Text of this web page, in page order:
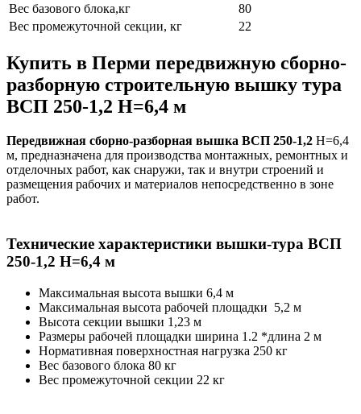
Вес базового блока,кг
80
Вес промежуточной секции, кг
22
Купить в Перми передвижную сборно-
разборную строительную вышку тура
ВСП 250-1,2 Н=6,4 м
Передвижная сборно-разборная вышка ВСП 250-1,2 Н=6,4
м, предназначена для производства монтажных, ремонтных и
отделочных работ, как снаружи, так и внутри строений и
размещения рабочих и материалов непосредственно в зоне
работ.
Технические характеристики вышки-тура ВСП
250-1,2 Н=6,4 м
Максимальная высота вышки 6,4 м
Максимальная высота рабочей площадки 5,2 м
Высота секции вышки 1,23 м
Размеры рабочей площадки ширина 1.2 *длина 2 м
Нормативная поверхностная нагрузка 250 кг
Вес базового блока 80 кг
Вес промежуточной секции 22 кг